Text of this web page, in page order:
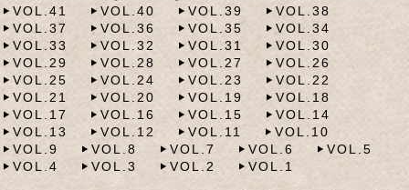
VOL.41
VOL.40 VOL.39
VOL.38
VOL.37
VOL.36 VOL.35
VOL.34
VOL.33
VOL.32 VOL.31
VOL.30
VOL.29
VOL.28 VOL.27
VOL.26
VOL.25
VOL.24 VOL.23
VOL.22
VOL.21
VOL.20 VOL.19
VOL.18
VOL.17
VOL.16 VOL.15
VOL.14
VOL.13
VOL.12 VOL.11
VOL.10
VOL.9
VOL.8 VOL.7 VOL.6
VOL.5
VOL.4
VOL.3 VOL.2 VOL.1